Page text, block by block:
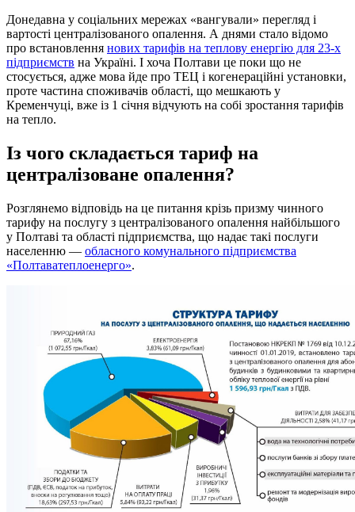
Донедавна у соціальних мережах «вангували» перегляд і
вартості централізованого опалення. А днями стало відомо
про встановлення нових тарифів на теплову енергію для 23-х
підприємств на Україні. І хоча Полтави це поки що не
стосується, адже мова йде про ТЕЦ і когенераційні установки,
проте частина споживачів області, що мешкають у
Кременчуці, вже із 1 січня відчують на собі зростання тарифів
на тепло.
Із чого складається тариф на
централізоване опалення?
Розглянемо відповідь на це питання крізь призму чинного
тарифу на послугу з централізованого опалення найбільшого
у Полтаві та області підприємства, що надає такі послуги
населенню — обласного комунального підприємства
«Полтаватеплоенерго».